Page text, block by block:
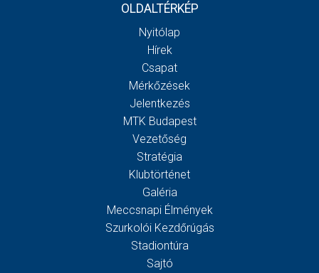
OLDALTÉRKÉP
Nyitólap
Hírek
Csapat
Mérkőzések
Jelentkezés
MTK Budapest
Vezetőség
Stratégia
Klubtörténet
Galéria
Meccsnapi Élmények
Szurkolói Kezdőrúgás
Stadiontúra
Sajtó